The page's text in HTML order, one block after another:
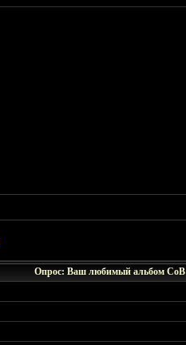
Опрос: Ваш любимый альбом CoB